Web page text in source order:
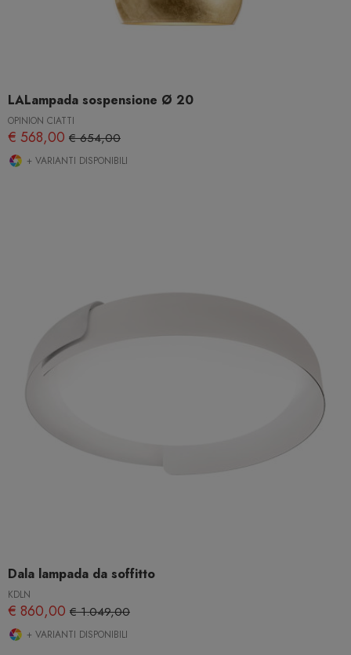
LALampada sospensione Ø 20
OPINION CIATTI
€ 568,00 € 654,00
+ VARIANTI DISPONIBILI
Dala lampada da soffitto
KDLN
€ 860,00 € 1.049,00
+ VARIANTI DISPONIBILI